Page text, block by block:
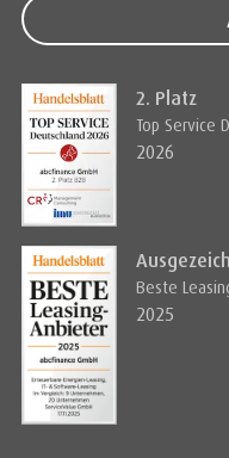
2. Platz
Top Service
2026
Beste
2025